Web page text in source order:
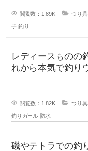
閲覧数：1.89K つり
子 釣り
レディースものの
れから本気で釣り
閲覧数：1.82K つり
釣りガール 防水
磯やテトラでの釣